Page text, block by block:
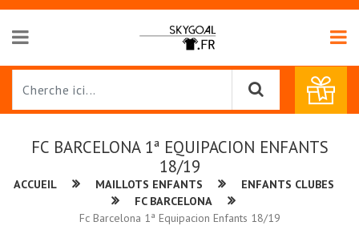
FC BARCELONA 1ª EQUIPACION ENFANTS
18/19
ACCUEIL MAILLOTS ENFANTS
ENFANTS CLUBES
FC BARCELONA
Fc Barcelona 1ª Equipacion Enfants 18/19